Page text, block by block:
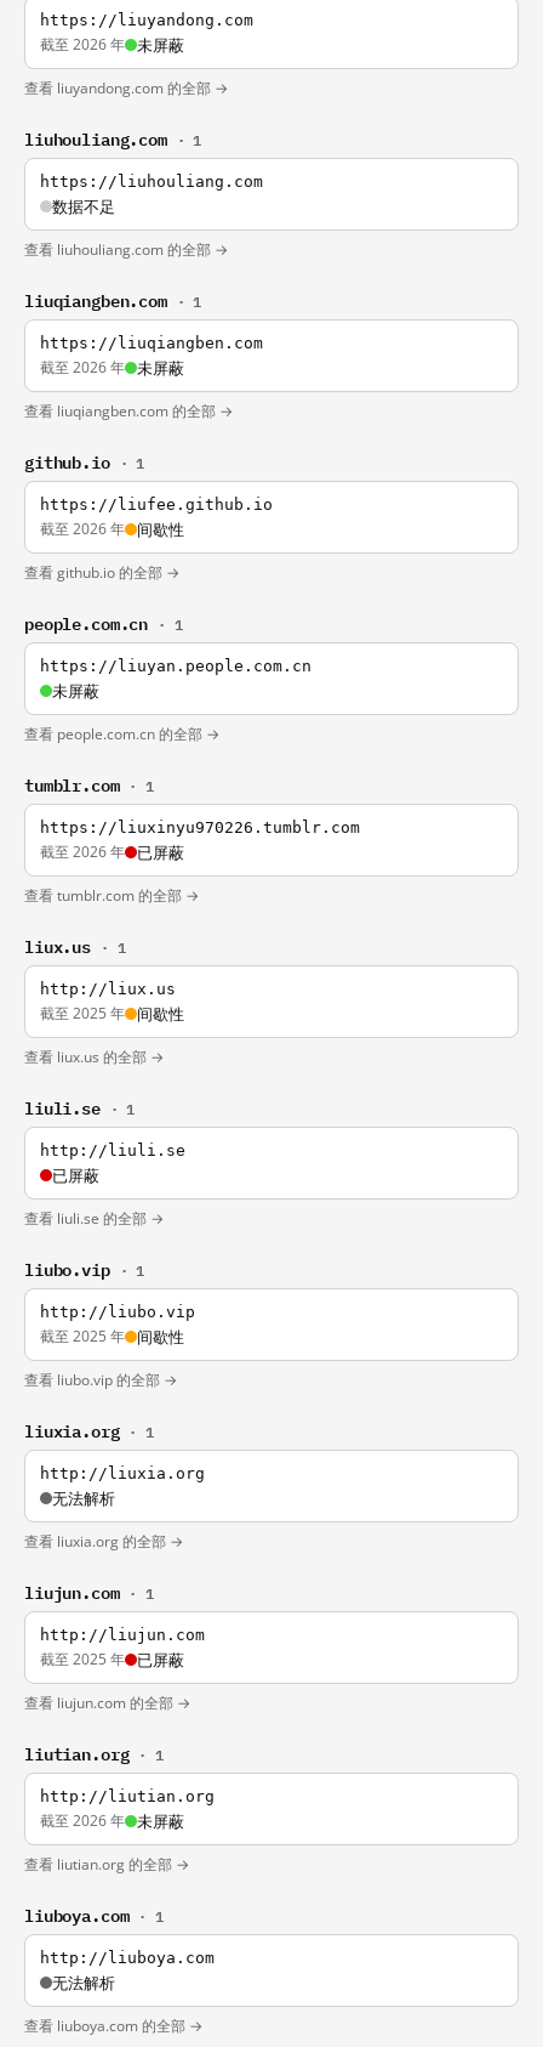
https://liuyandong.com
截至 2026 年 未屏蔽
查看 liuyandong.com 的全部 →
liuhouliang.com · 1
https://liuhouliang.com
数据不足
查看 liuhouliang.com 的全部 →
liuqiangben.com · 1
https://liuqiangben.com
截至 2026 年 未屏蔽
查看 liuqiangben.com 的全部 →
github.io · 1
https://liufee.github.io
截至 2026 年 间歇性
查看 github.io 的全部 →
people.com.cn · 1
https://liuyan.people.com.cn
未屏蔽
查看 people.com.cn 的全部 →
tumblr.com · 1
https://liuxinyu970226.tumblr.com
截至 2026 年 已屏蔽
查看 tumblr.com 的全部 →
liux.us · 1
http://liux.us
截至 2025 年 间歇性
查看 liux.us 的全部 →
liuli.se · 1
http://liuli.se
已屏蔽
查看 liuli.se 的全部 →
liubo.vip · 1
http://liubo.vip
截至 2025 年 间歇性
查看 liubo.vip 的全部 →
liuxia.org · 1
http://liuxia.org
无法解析
查看 liuxia.org 的全部 →
liujun.com · 1
http://liujun.com
截至 2025 年 已屏蔽
查看 liujun.com 的全部 →
liutian.org · 1
http://liutian.org
截至 2026 年 未屏蔽
查看 liutian.org 的全部 →
liuboya.com · 1
http://liuboya.com
无法解析
查看 liuboya.com 的全部 →